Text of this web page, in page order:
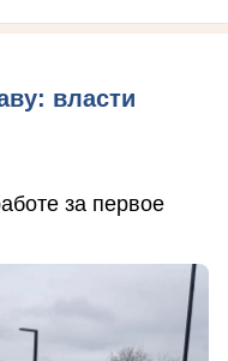
власти
за первое